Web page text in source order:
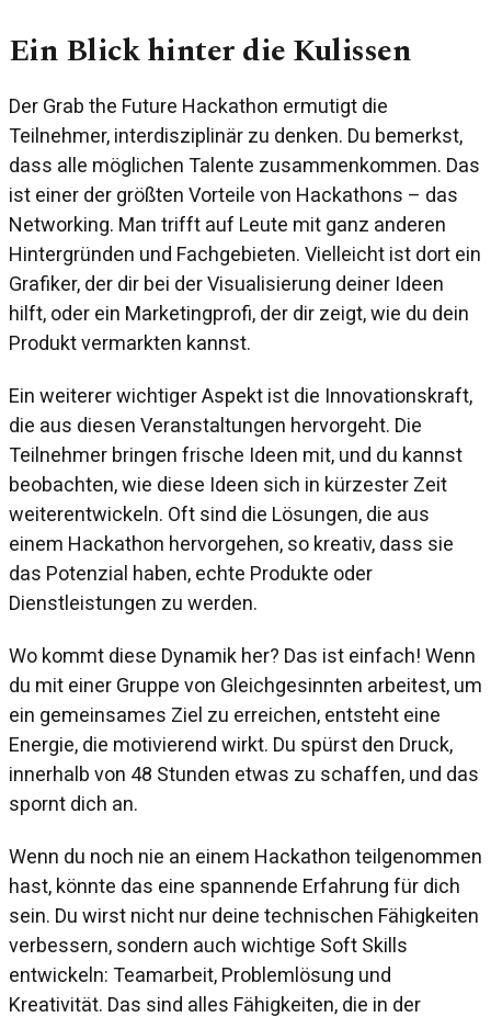
Ein Blick hinter die Kulissen
Der Grab the Future Hackathon ermutigt die
Teilnehmer, interdisziplinär zu denken. Du bemerkst,
dass alle möglichen Talente zusammenkommen. Das
ist einer der größten Vorteile von Hackathons – das
Networking. Man trifft auf Leute mit ganz anderen
Hintergründen und Fachgebieten. Vielleicht ist dort ein
Grafiker, der dir bei der Visualisierung deiner Ideen
hilft, oder ein Marketingprofi, der dir zeigt, wie du dein
Produkt vermarkten kannst.
Ein weiterer wichtiger Aspekt ist die Innovationskraft,
die aus diesen Veranstaltungen hervorgeht. Die
Teilnehmer bringen frische Ideen mit, und du kannst
beobachten, wie diese Ideen sich in kürzester Zeit
weiterentwickeln. Oft sind die Lösungen, die aus
einem Hackathon hervorgehen, so kreativ, dass sie
das Potenzial haben, echte Produkte oder
Dienstleistungen zu werden.
Wo kommt diese Dynamik her? Das ist einfach! Wenn
du mit einer Gruppe von Gleichgesinnten arbeitest, um
ein gemeinsames Ziel zu erreichen, entsteht eine
Energie, die motivierend wirkt. Du spürst den Druck,
innerhalb von 48 Stunden etwas zu schaffen, und das
spornt dich an.
Wenn du noch nie an einem Hackathon teilgenommen
hast, könnte das eine spannende Erfahrung für dich
sein. Du wirst nicht nur deine technischen Fähigkeiten
verbessern, sondern auch wichtige Soft Skills
entwickeln: Teamarbeit, Problemlösung und
Kreativität. Das sind alles Fähigkeiten, die in der